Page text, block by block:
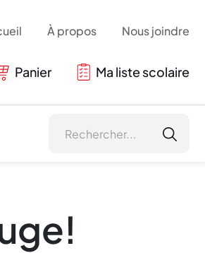
À propos Nous joindre
Panier Ma liste scolaire